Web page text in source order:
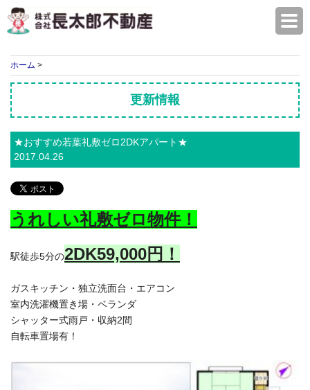
ホーム >
更新情報
★おすすめ若葉礼敷ゼロ2DKアパート★
2017.04.26
うれしい礼敷ゼロ物件！
駅徒歩5分の2DK59,000円！
ガスキッチン・独立洗面台・エアコン
室内洗濯機置き場・ベランダ
シャッター式雨戸・収納2間
自転車置場有！